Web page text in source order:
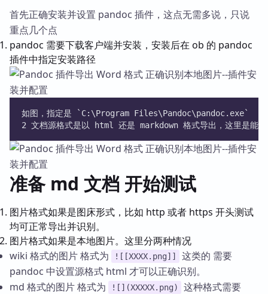
首先正确安装并设置 pandoc 插件，这点无需多说，只说
重点几个点
pandoc 需要下载客户端并安装，安装后在 ob 的 pandoc
插件中指定安装路径
如图，指定是 `C:\Program Files\Pandoc\pandoc.exe`
2 文档源格式是以 html 还是 markdown 格式导出，这里是能否
准备 md 文档 开始测试
图片格式如果是图床形式，比如 http 或者 https 开头测试
均可正常导出并识别。
图片格式如果是本地图片。这里分两种情况
wiki 格式的图片 格式为
![[XXXX.png]]
这类的 需要
pandoc 中设置源格式 html 才可以正确识别。
md 格式的图片 格式为
![](XXXXX.png)
这种格式需要